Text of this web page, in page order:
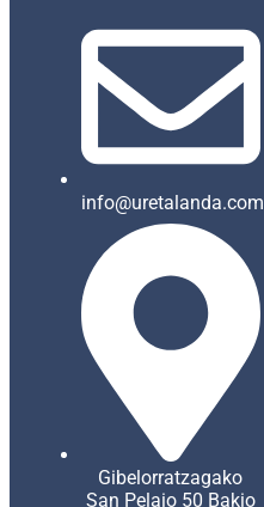
info@uretalanda.com
Gibelorratzagako
San Pelaio 50 Bakio